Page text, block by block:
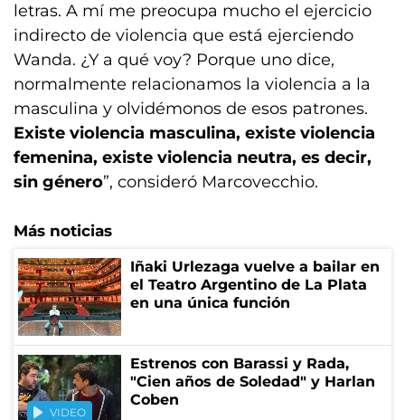
letras. A mí me preocupa mucho el ejercicio
indirecto de violencia que está ejerciendo
Wanda. ¿Y a qué voy? Porque uno dice,
normalmente relacionamos la violencia a la
masculina y olvidémonos de esos patrones.
Existe violencia masculina, existe violencia
femenina, existe violencia neutra, es decir,
sin género”, consideró Marcovecchio.
Más noticias
Iñaki Urlezaga vuelve a bailar en
el Teatro Argentino de La Plata
en una única función
VIDEO
Estrenos con Barassi y Rada,
"Cien años de Soledad" y Harlan
Coben